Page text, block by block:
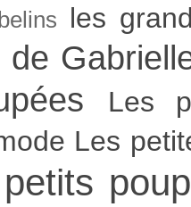
les
de
Les
Les